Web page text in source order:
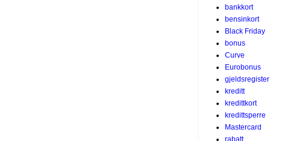
bankkort
bensinkort
Black Friday
bonus
Curve
Eurobonus
gjeldsregister
kreditt
kredittkort
kredittsperre
Mastercard
rabatt